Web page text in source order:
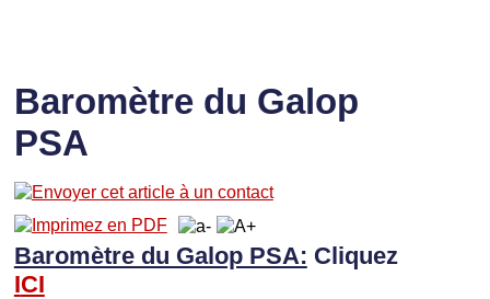
Baromètre du Galop
PSA
Baromètre du Galop PSA: Cliquez
ICI